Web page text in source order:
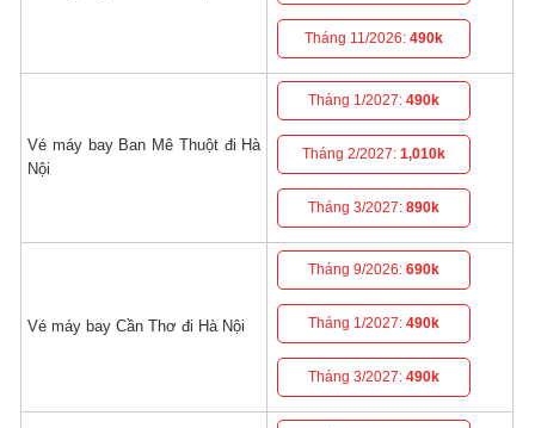
Tháng 11/2026:490k
Vé máy bay Ban Mê Thuột đi Hà
Nội
Tháng 1/2027:490k
Tháng 2/2027:1,010k
Tháng 3/2027:890k
Vé máy bay Cần Thơ đi Hà Nội
Tháng 9/2026:690k
Tháng 1/2027:490k
Tháng 3/2027:490k